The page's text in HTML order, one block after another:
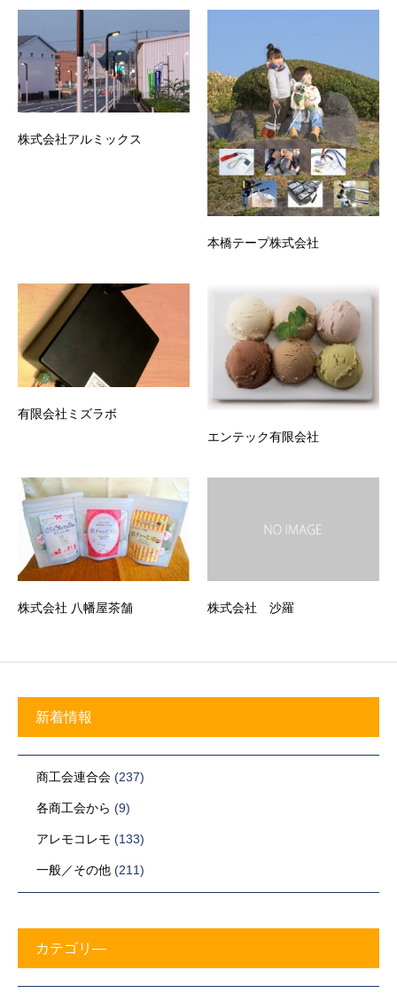
株式会社アルミックス
本橋テープ株式会社
有限会社ミズラボ
エンテック有限会社
株式会社 八幡屋茶舗 株式会社 沙羅
新着情報
商工会連合会 (237)
各商工会から (9)
アレモコレモ (133)
一般／その他 (211)
カテゴリ―